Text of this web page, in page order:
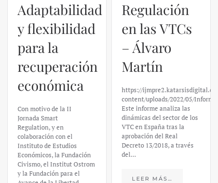
Regulación
en las VTCs
– Álvaro
Martín
https://ijmpre2.katarsisdigital.com/wp-
content/uploads/2022/05/Informe_sobre_las_VTC.pdf
Este informe analiza las
dinámicas del sector de los
VTC en España tras la
aprobación del Real
Decreto 13/2018, a través
del…
LEER MÁS…
El caso de
Silicon
Valley Bank:
un análisis
financiero –
Daniel
Fernández